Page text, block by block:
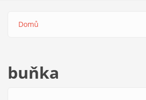
Jste zde
Domů
buňka